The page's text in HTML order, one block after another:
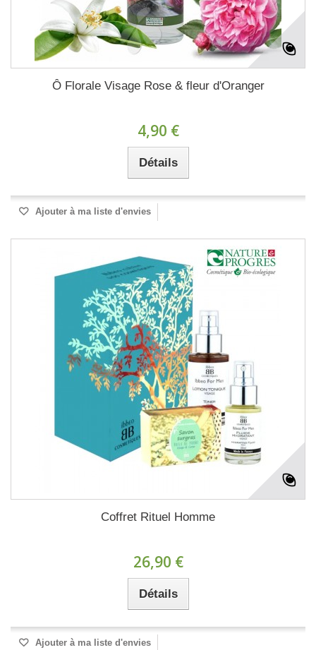
Ô Florale Visage Rose & fleur d'Oranger
4,90 €
Détails
Ajouter à ma liste d'envies
Coffret Rituel Homme
26,90 €
Détails
Ajouter à ma liste d'envies